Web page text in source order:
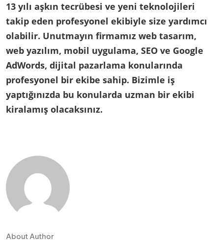
13 yılı aşkın tecrübesi ve yeni teknolojileri
takip eden profesyonel ekibiyle size yardımcı
olabilir. Unutmayın firmamız web tasarım,
web yazılım, mobil uygulama, SEO ve Google
AdWords, dijital pazarlama konularında
profesyonel bir ekibe sahip. Bizimle iş
yaptığınızda bu konularda uzman bir ekibi
kiralamış olacaksınız.
About Author